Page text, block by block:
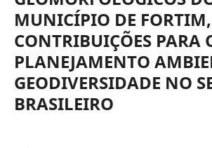
MUNICÍPIO DE
CONTRIBUIÇÕES PARA
PLANEJAMENTO
GEODIVERSIDADE NO
BRASILEIRO